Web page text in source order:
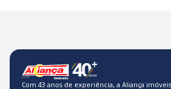
Com 43 anos de experiência, a Aliança